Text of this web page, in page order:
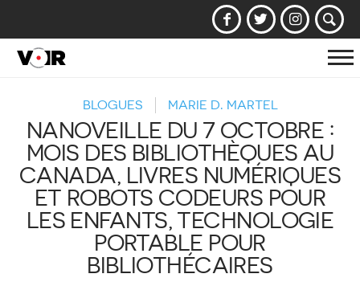
BLOGUES MARIE D. MARTEL
NANOVEILLE DU 7 OCTOBRE :
MOIS DES BIBLIOTHÈQUES AU
CANADA, LIVRES NUMÉRIQUES
ET ROBOTS CODEURS POUR
LES ENFANTS, TECHNOLOGIE
PORTABLE POUR
BIBLIOTHÉCAIRES